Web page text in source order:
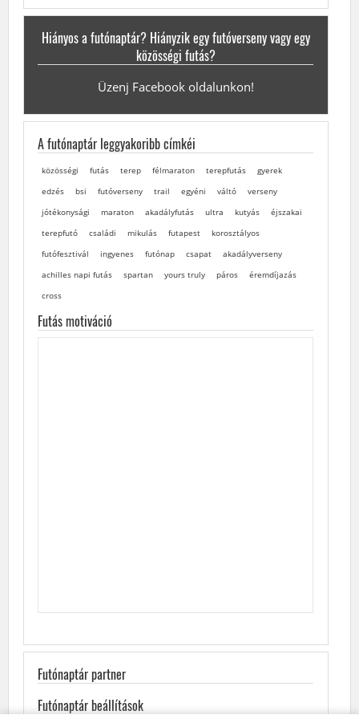
Hiányos a futónaptár? Hiányzik egy futóverseny vagy egy
közösségi futás?
Üzenj Facebook oldalunkon!
A futónaptár leggyakoribb címkéi
közösségi futás terep félmaraton terepfutás
gyerek
edzés
bsi futóverseny trail egyéni váltó
verseny
jótékonysági
maraton akadályfutás ultra kutyás
éjszakai
terepfutó
családi mikulás futapest
korosztályos
futófesztivál
ingyenes futónap csapat
akadályverseny
achilles napi futás
spartan yours truly páros
éremdíjazás
cross
Futás motiváció
Futónaptár partner
Futónaptár beállítások